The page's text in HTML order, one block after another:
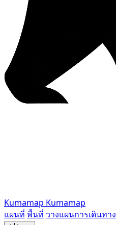
Kumamap Kumamap
แผนที่ พื้นที่ วางแผนการเดินทาง